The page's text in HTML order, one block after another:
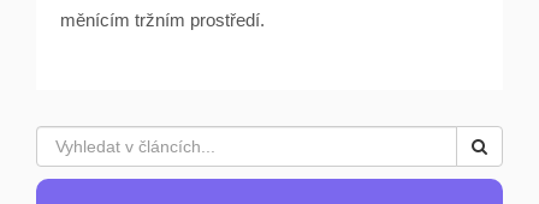
měnícím tržním prostředí.